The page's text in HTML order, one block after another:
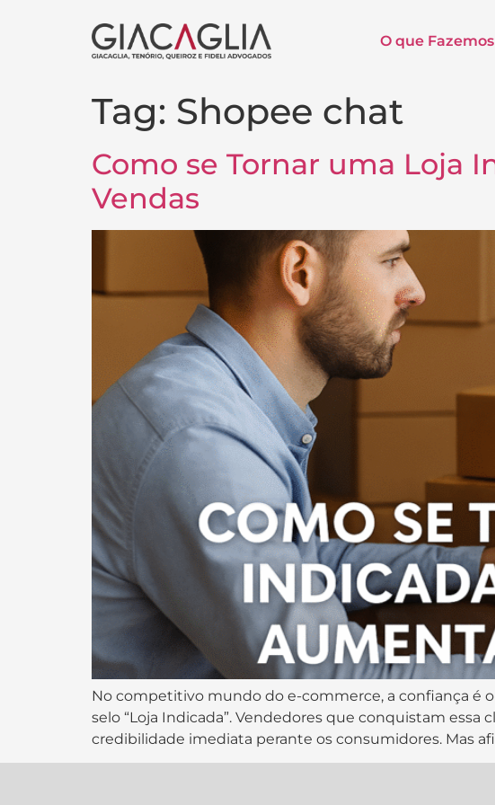
O que Fazemos
Tag: Shopee chat
Como se Tornar uma Loja
Vendas
No competitivo mundo do e-commerce, a confiança é
selo “Loja Indicada”. Vendedores que conquistam
credibilidade imediata perante os consumidores. Mas